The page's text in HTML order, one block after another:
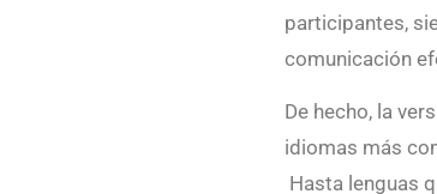
participantes,
comunicación
De hecho, la
idiomas más
Hasta lenguas